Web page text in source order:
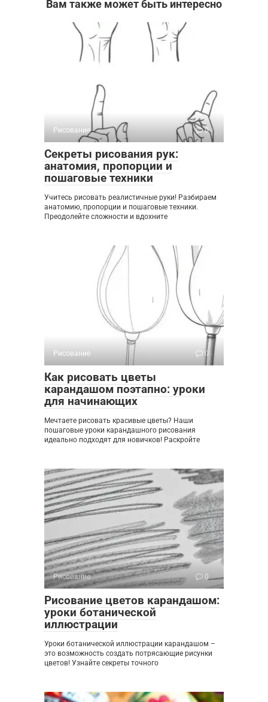
Вам также может быть интересно
Рисование 0
Секреты рисования рук:
анатомия, пропорции и
пошаговые техники
Учитесь рисовать реалистичные руки! Разбираем
анатомию, пропорции и пошаговые техники.
Преодолейте сложности и вдохните
Рисование 0
Как рисовать цветы
карандашом поэтапно: уроки
для начинающих
Мечтаете рисовать красивые цветы? Наши
пошаговые уроки карандашного рисования
идеально подходят для новичков! Раскройте
Рисование 0
Рисование цветов карандашом:
уроки ботанической
иллюстрации
Уроки ботанической иллюстрации карандашом –
это возможность создать потрясающие рисунки
цветов! Узнайте секреты точного